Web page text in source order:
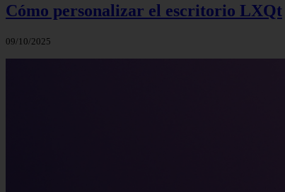
Cómo personalizar el escritorio LXQt
09/10/2025